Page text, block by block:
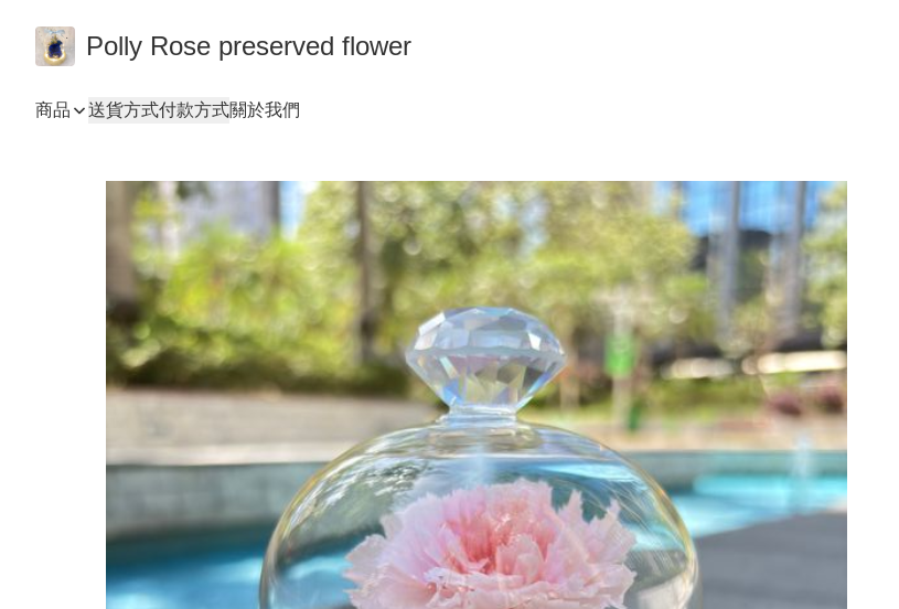
Polly Rose preserved flower
商品 送貨方式付款方式關於我們